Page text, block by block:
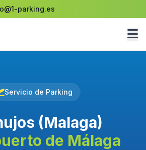
parking.es
Servicio de Parking
(Malaga)
de Málaga